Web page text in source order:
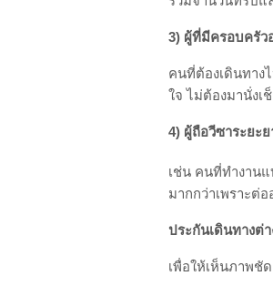
ข้อดีคือ ซื้อครั้งเดี
รวมถึงลดความเ
ประกันเดินทางต่
แม้ประกันรายปีจ
มักคุ้มเงินที่สุด
1)คนทำงานที่ต้อ
ผู้ที่ต้องบินประชุม
ครั้ง ค่าใช้จ่ายร